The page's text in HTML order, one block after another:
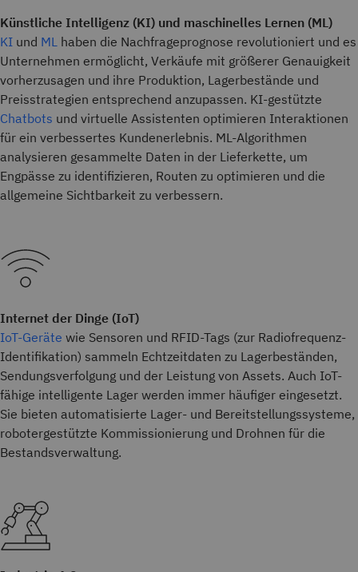
Künstliche Intelligenz (KI) und maschinelles Lernen (ML)
KI und ML haben die Nachfrageprognose revolutioniert und es
Unternehmen ermöglicht, Verkäufe mit größerer Genauigkeit
vorherzusagen und ihre Produktion, Lagerbestände und
Preisstrategien entsprechend anzupassen. KI-gestützte
Chatbots und virtuelle Assistenten optimieren Interaktionen
für ein verbessertes Kundenerlebnis. ML-Algorithmen
analysieren gesammelte Daten in der Lieferkette, um
Engpässe zu identifizieren, Routen zu optimieren und die
allgemeine Sichtbarkeit zu verbessern.
Internet der Dinge (IoT)
IoT-Geräte wie Sensoren und RFID-Tags (zur Radiofrequenz-
Identifikation) sammeln Echtzeitdaten zu Lagerbeständen,
Sendungsverfolgung und der Leistung von Assets. Auch IoT-
fähige intelligente Lager werden immer häufiger eingesetzt.
Sie bieten automatisierte Lager- und Bereitstellungssysteme,
robotergestützte Kommissionierung und Drohnen für die
Bestandsverwaltung.